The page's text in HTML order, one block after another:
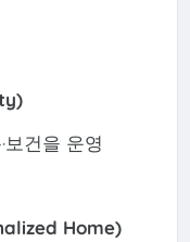
보건을 운영
Home)